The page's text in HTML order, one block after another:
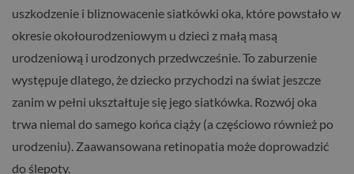
uszkodzenie i bliznowacenie siatkówki oka, które powstało w
okresie okołourodzeniowym u dzieci z małą masą
urodzeniową i urodzonych przedwcześnie. To zaburzenie
występuje dlatego, że dziecko przychodzi na świat jeszcze
zanim w pełni ukształtuje się jego siatkówka. Rozwój oka
trwa niemal do samego końca ciąży (a częściowo również po
urodzeniu). Zaawansowana retinopatia może doprowadzić
do ślepoty.